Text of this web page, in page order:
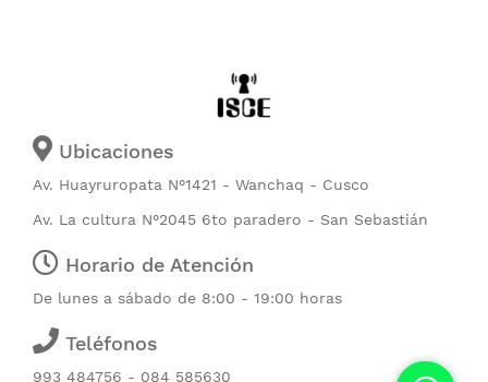
Ubicaciones
Av. Huayruropata N°1421 - Wanchaq - Cusco
Av. La cultura N°2045 6to paradero - San Sebastián
Horario de Atención
De lunes a sábado de 8:00 - 19:00 horas
Teléfonos
993 484756 - 084 585630